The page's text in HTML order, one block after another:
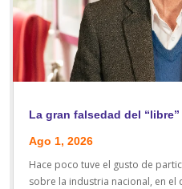
La gran falsedad del
Ago 1, 2026
Hace poco tuve el gusto de
sobre la industria nacional, en el